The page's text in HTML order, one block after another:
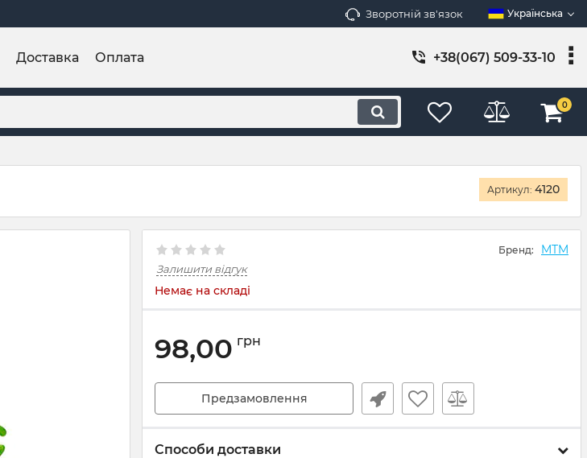
Зворотній зв'язок Українська
Доставка Оплата +38(067) 509-33-10
0
Артикул: 4120
Бренд: MTM
Залишити відгук
Немає на складі
98,00 грн
Предзамовлення
Способи доставки